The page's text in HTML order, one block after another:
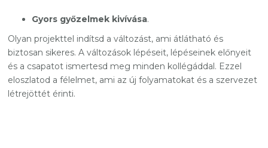
Gyors győzelmek kivívása.
Olyan projekttel indítsd a változást, ami átlátható és
biztosan sikeres. A változások lépéseit, lépéseinek előnyeit
és a csapatot ismertesd meg minden kollégáddal. Ezzel
eloszlatod a félelmet, ami az új folyamatokat és a szervezet
létrejöttét érinti.